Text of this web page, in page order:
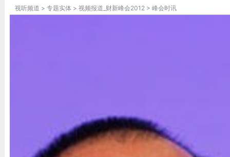
视听频道 > 专题实体 > 视频报道_财新峰会2012 > 峰会时讯
11月16日，中国投资公司有限责任公